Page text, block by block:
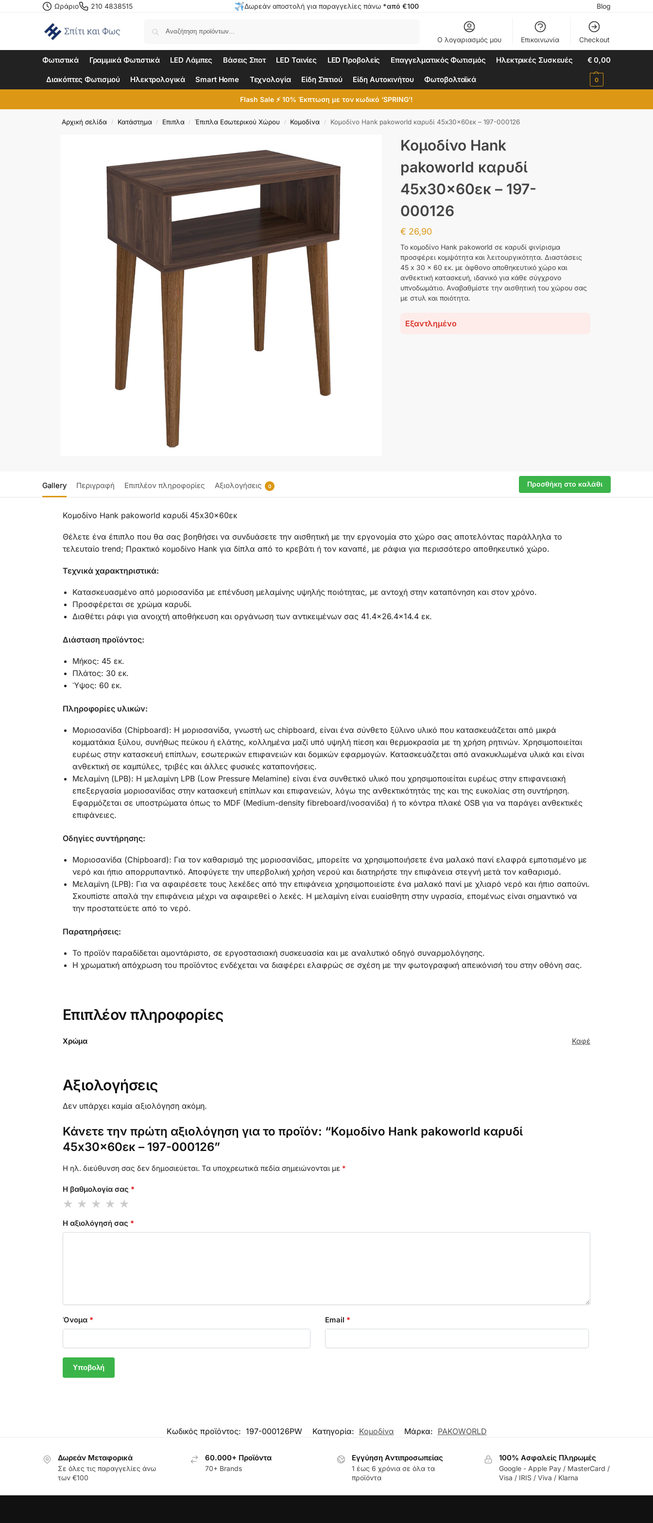
Ωράριο 210 4838515 Δωρεάν αποστολή για παραγγελίες πάνω *από €100 Blog
Ο λογαριασμός μου Επικοινωνία Checkout
Φωτιστικά Γραμμικά Φωτιστικά LED Λάμπες Βάσεις Σποτ LED Ταινίες LED Προβολείς Επαγγελματικός Φωτισμός Ηλεκτρικές Συσκευές
Διακόπτες Φωτισμού Ηλεκτρολογικά Smart Home Τεχνολογία Είδη Σπιτιού Είδη Αυτοκινήτου Φωτοβολταϊκά
€0,00
0
Flash Sale ⚡ 10% Έκπτωση με τον κωδικό ‘SPRING’!
Αρχική σελίδα / Κατάστημα / Επιπλα / Έπιπλα Εσωτερικού Χώρου / Κομοδίνα / Κομοδίνο Hank pakoworld καρυδί 45x30x60εκ – 197-000126
Κομοδίνο Hank
pakoworld καρυδί
45x30x60εκ – 197-
000126
€ 26,90
Το κομοδίνο Hank pakoworld σε καρυδί φινίρισμα
προσφέρει κομψότητα και λειτουργικότητα. Διαστάσεις
45 x 30 x 60 εκ. με άφθονο αποθηκευτικό χώρο και
ανθεκτική κατασκευή, ιδανικό για κάθε σύγχρονο
υπνοδωμάτιο. Αναβαθμίστε την αισθητική του χώρου σας
με στυλ και ποιότητα.
Εξαντλημένο
Gallery Περιγραφή Επιπλέον πληροφορίες Αξιολογήσεις 0 Προσθήκη στο καλάθι
Κομοδίνο Hank pakoworld καρυδί 45x30x60εκ
Θέλετε ένα έπιπλο που θα σας βοηθήσει να συνδυάσετε την αισθητική με την εργονομία στο χώρο σας αποτελόντας παράλληλα το
τελευταίο trend; Πρακτικό κομοδίνο Hank για δίπλα από το κρεβάτι ή τον καναπέ, με ράφια για περισσότερο αποθηκευτικό χώρο.
Τεχνικά χαρακτηριστικά:
Κατασκευασμένο από μοριοσανίδα με επένδυση μελαμίνης υψηλής ποιότητας, με αντοχή στην καταπόνηση και στον χρόνο.
Προσφέρεται σε χρώμα καρυδί.
Διαθέτει ράφι για ανοιχτή αποθήκευση και οργάνωση των αντικειμένων σας 41.4×26.4×14.4 εκ.
Διάσταση προϊόντος:
Μήκος: 45 εκ.
Πλάτος: 30 εκ.
Ύψος: 60 εκ.
Πληροφορίες υλικών:
Μοριοσανίδα (Chipboard): Η μοριοσανίδα, γνωστή ως chipboard, είναι ένα σύνθετο ξύλινο υλικό που κατασκευάζεται από μικρά
κομματάκια ξύλου, συνήθως πεύκου ή ελάτης, κολλημένα μαζί υπό υψηλή πίεση και θερμοκρασία με τη χρήση ρητινών. Χρησιμοποιείται
ευρέως στην κατασκευή επίπλων, εσωτερικών επιφανειών και δομικών εφαρμογών. Κατασκευάζεται από ανακυκλωμένα υλικά και είναι
ανθεκτική σε καμπύλες, τριβές και άλλες φυσικές καταπονήσεις.
Μελαμίνη (LPB): Η μελαμίνη LPB (Low Pressure Melamine) είναι ένα συνθετικό υλικό που χρησιμοποιείται ευρέως στην επιφανειακή
επεξεργασία μοριοσανίδας στην κατασκευή επίπλων και επιφανειών, λόγω της ανθεκτικότητάς της και της ευκολίας στη συντήρηση.
Εφαρμόζεται σε υποστρώματα όπως το MDF (Medium-density fibreboard/ινοσανίδα) ή το κόντρα πλακέ OSB για να παράγει ανθεκτικές
επιφάνειες.
Οδηγίες συντήρησης:
Μοριοσανίδα (Chipboard): Για τον καθαρισμό της μοριοσανίδας, μπορείτε να χρησιμοποιήσετε ένα μαλακό πανί ελαφρά εμποτισμένο με
νερό και ήπιο απορρυπαντικό. Αποφύγετε την υπερβολική χρήση νερού και διατηρήστε την επιφάνεια στεγνή μετά τον καθαρισμό.
Μελαμίνη (LPB): Για να αφαιρέσετε τους λεκέδες από την επιφάνεια χρησιμοποιείστε ένα μαλακό πανί με χλιαρό νερό και ήπιο σαπούνι.
Σκουπίστε απαλά την επιφάνεια μέχρι να αφαιρεθεί ο λεκές. Η μελαμίνη είναι ευαίσθητη στην υγρασία, επομένως είναι σημαντικό να
την προστατεύετε από το νερό.
Παρατηρήσεις:
Το προϊόν παραδίδεται αμοντάριστο, σε εργοστασιακή συσκευασία και με αναλυτικό οδηγό συναρμολόγησης.
Η χρωματική απόχρωση του προϊόντος ενδέχεται να διαφέρει ελαφρώς σε σχέση με την φωτογραφική απεικόνισή του στην οθόνη σας.
Επιπλέον πληροφορίες
Χρώμα Καφέ
Αξιολογήσεις
Δεν υπάρχει καμία αξιολόγηση ακόμη.
Κάνετε την πρώτη αξιολόγηση για το προϊόν: “Κομοδίνο Hank pakoworld καρυδί
45x30x60εκ – 197-000126”
Η ηλ. διεύθυνση σας δεν δημοσιεύεται. Τα υποχρεωτικά πεδία σημειώνονται με *
Η βαθμολογία σας *
Η αξιολόγησή σας *
Όνομα * Email *
Κωδικός προϊόντος: 197-000126PW Κατηγορία: Κομοδίνα Μάρκα: PAKOWORLD
Δωρεάν Μεταφορικά
Σε όλες τις παραγγελίες άνω
των €100
60.000+ Προϊόντα
70+ Brands
Εγγύηση Aντιπροσωπείας
1 έως 6 χρόνια σε όλα τα
προϊόντα
100% Ασφαλείς Πληρωμές
Google - Apple Pay / MasterCard /
Visa / IRIS / Viva / Klarna